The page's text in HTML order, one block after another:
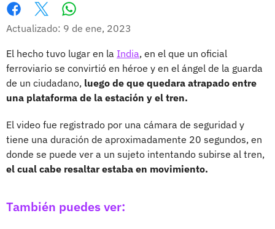
Facebook
X
Actualizado: 9 de ene, 2023
El hecho tuvo lugar en la India, en el que un oficial
ferroviario se convirtió en héroe y en el ángel de la guarda
de un ciudadano, luego de que quedara atrapado entre
una plataforma de la estación y el tren.
El video fue registrado por una cámara de seguridad y
tiene una duración de aproximadamente 20 segundos, en
donde se puede ver a un sujeto intentando subirse al tren,
el cual cabe resaltar estaba en movimiento.
También puedes ver: